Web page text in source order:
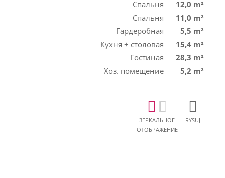
Спальня
12,0 m²
Спальня
11,0 m²
Гардеробная
5,5 m²
Кухня + столовая
15,4 m²
Гостиная
28,3 m²
Хоз. помещение
5,2 m²
ЗЕРКАЛЬНОЕ
ОТОБРАЖЕНИЕ
RYSUJ